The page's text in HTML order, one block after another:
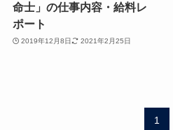
命士」の仕事内容・給料レ
ポート
2019年12月8日 2021年2月25日
1